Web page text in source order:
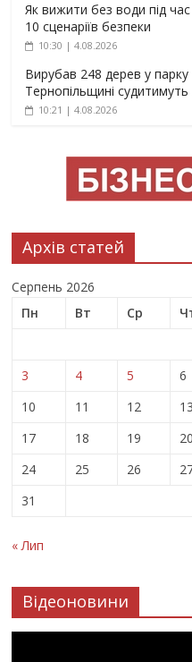
Як вижити без води під час
10 сценаріїв безпеки
10:30 | 4.08.2026
Вирубав 248 дерев у парку
Тернопільщині судитимуть
10:21 | 4.08.2026
Архів статей
Серпень 2026
Пн
Вт Ср
3
4 5 6
10
11 12 13
17
18 19 20
24
25 26
31
« Лип
Відеоновини